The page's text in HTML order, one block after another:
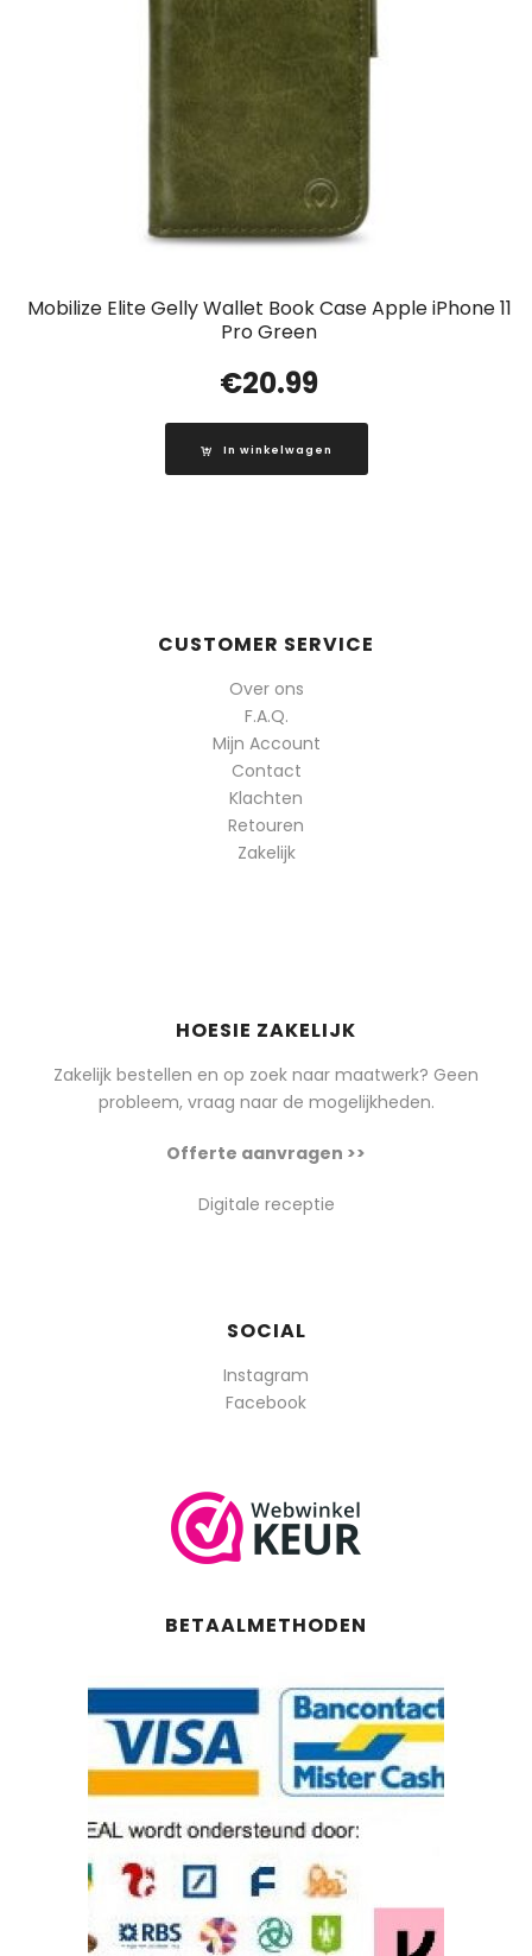
Mobilize Elite Gelly Wallet Book Case Apple iPhone 11
Pro Green
€20.99
In winkelwagen
CUSTOMER SERVICE
Over ons
F.A.Q.
Mijn Account
Contact
Klachten
Retouren
Zakelijk
HOESIE ZAKELIJK
Zakelijk bestellen en op zoek naar maatwerk? Geen
probleem, vraag naar de mogelijkheden.
Offerte aanvragen >>
Digitale receptie
SOCIAL
Instagram
Facebook
BETAALMETHODEN